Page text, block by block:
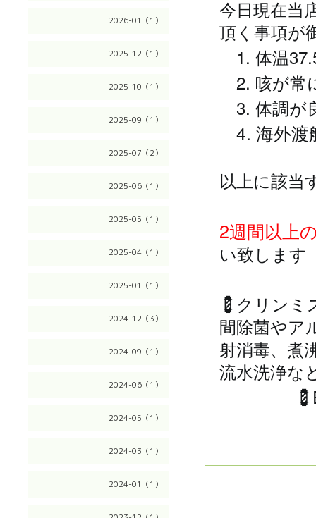
2026-01（1）
2025-12（1）
2025-10（1）
2025-09（1）
2025-07（2）
2025-06（1）
2025-05（1）
2025-04（1）
2025-01（1）
2024-12（3）
2024-09（1）
2024-06（1）
2024-05（1）
2024-03（1）
2024-01（1）
今日現在当
頂く事項が
1. 体温
2. 咳が常
3. 体調が
4. 海外渡
以上に該当
2週間以上
い致します
💈 クリンミ
間除菌やア
射消毒、煮
流水洗浄な
💈